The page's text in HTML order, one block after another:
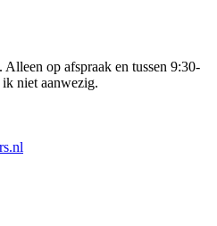
op afspraak en tussen 9:30-
niet aanwezig.